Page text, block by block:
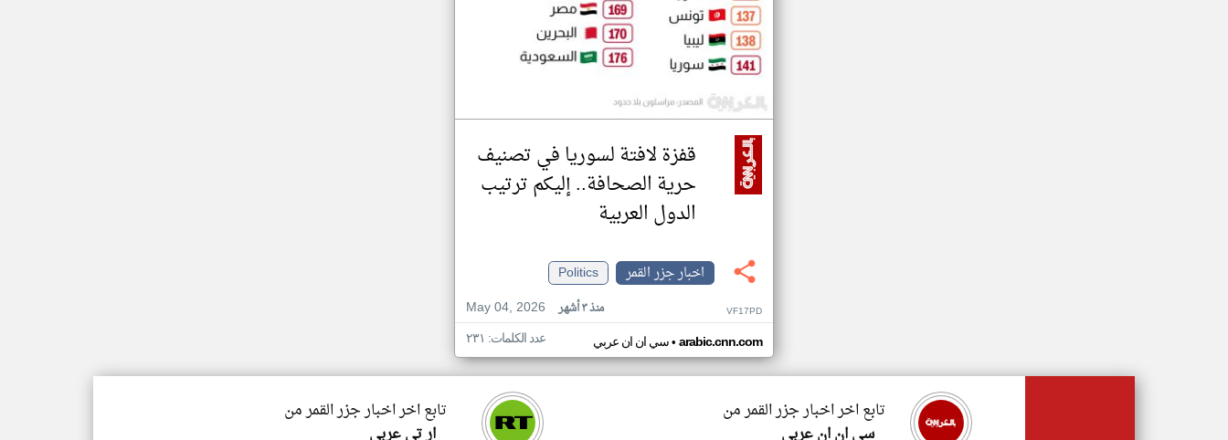
قفزة لافتة لسوريا في تصنيف
حرية الصحافة.. إليكم ترتيب
الدول العربية
اخبار جزر القمر
Politics
May 04, 2026
منذ ٣ أشهر VF17PD
سي ان ان عربي• arabic.cnn.com عدد الكلمات: ٢٣١
تابع اخر اخبار جزر القمر من
ار تي عربي
تابع اخر اخبار جزر القمر من
سي ان ان عربي